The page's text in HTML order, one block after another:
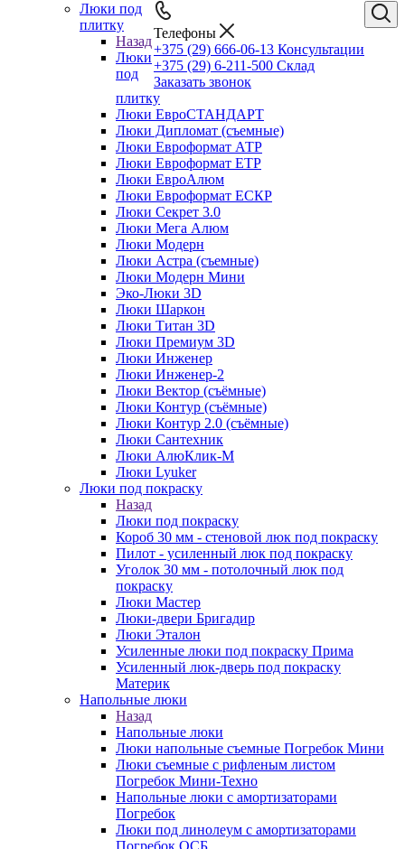
Телефоны
+375 (29) 666-06-13 Консультации
+375 (29) 6-211-500 Склад
Заказать звонок
Люки под
плитку
Назад
Люки
под
плитку
Люки ЕвроСТАНДАРТ
Люки Дипломат (съемные)
Люки Евроформат АТР
Люки Евроформат ЕТР
Люки ЕвроАлюм
Люки Евроформат ЕСКР
Люки Секрет 3.0
Люки Мега Алюм
Люки Модерн
Люки Астра (съемные)
Люки Модерн Мини
Эко-Люки 3D
Люки Шаркон
Люки Титан 3D
Люки Премиум 3D
Люки Инженер
Люки Инженер-2
Люки Вектор (съёмные)
Люки Контур (съёмные)
Люки Контур 2.0 (съёмные)
Люки Сантехник
Люки АлюКлик-М
Люки Lyuker
Люки под покраску
Назад
Люки под покраску
Короб 30 мм - стеновой люк под покраску
Пилот - усиленный люк под покраску
Уголок 30 мм - потолочный люк под
покраску
Люки Мастер
Люки-двери Бригадир
Люки Эталон
Усиленные люки под покраску Прима
Усиленный люк-дверь под покраску
Материк
Напольные люки
Назад
Напольные люки
Люки напольные съемные Погребок Мини
Люки съемные с рифленым листом
Погребок Мини-Техно
Напольные люки с амортизаторами
Погребок
Люки под линолеум с амортизаторами
Погребок ОСБ